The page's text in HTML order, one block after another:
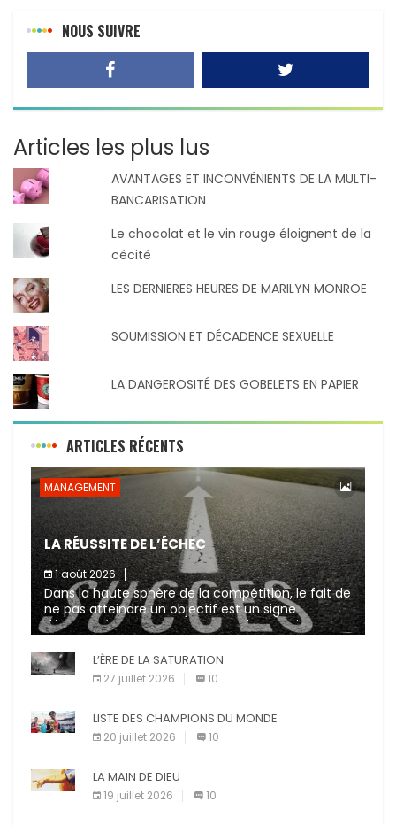
NOUS SUIVRE
Articles les plus lus
AVANTAGES ET INCONVÉNIENTS DE LA MULTI-
BANCARISATION
Le chocolat et le vin rouge éloignent de la
cécité
LES DERNIERES HEURES DE MARILYN MONROE
SOUMISSION ET DÉCADENCE SEXUELLE
LA DANGEROSITÉ DES GOBELETS EN PAPIER
ARTICLES RÉCENTS
MANAGEMENT
LA RÉUSSITE DE L’ÉCHEC
1 août 2026
Dans la haute sphère de la compétition, le fait de
ne pas atteindre un objectif est un signe
d’incompétence et une source de sanctions
diverses (avertissement, […]
L’ÈRE DE LA SATURATION
27 juillet 2026 10
LISTE DES CHAMPIONS DU MONDE
20 juillet 2026 10
LA MAIN DE DIEU
19 juillet 2026 10